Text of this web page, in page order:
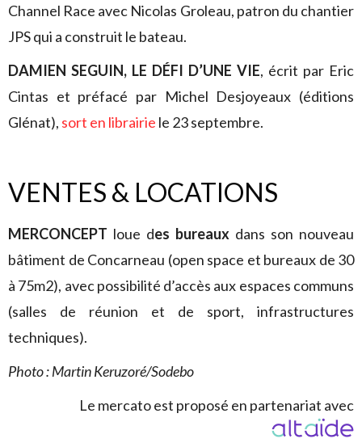
Channel Race avec Nicolas Groleau, patron du chantier
JPS qui a construit le bateau.
DAMIEN SEGUIN, LE DÉFI D’UNE VIE, écrit par Eric
Cintas et préfacé par Michel Desjoyeaux (éditions
Glénat), sort en librairie le 23 septembre.
VENTES & LOCATIONS
MERCONCEPT loue des bureaux dans son nouveau
bâtiment de Concarneau (open space et bureaux de 30
à 75m2), avec possibilité d’accès aux espaces communs
(salles de réunion et de sport, infrastructures
techniques).
Photo : Martin Keruzoré/Sodebo
Le mercato est proposé en partenariat avec